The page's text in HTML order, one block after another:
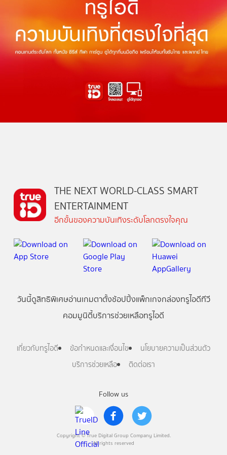
Follow us
Copyright © True Digital Group Company Limited.
All rights reserved
THE NEXT WORLD-CLASS SMART
ENTERTAINMENT
อีกขั้นของความบันเทิงระดับโลกตรงใจคุณ
วันนี้ดูสิทธิพิเศษอ่านเกมตาตั้งช้อปปิ้งแพ็กเกจกล่องทรูไอดีทีวี
คอมมูนิตี้บริการช่วยเหลือทรูไอดี
เกี่ยวกับทรูไอดี ข้อกำหนดและเงื่อนไข
นโยบายความเป็นส่วนตัว
บริการช่วยเหลือ
ติดต่อเรา